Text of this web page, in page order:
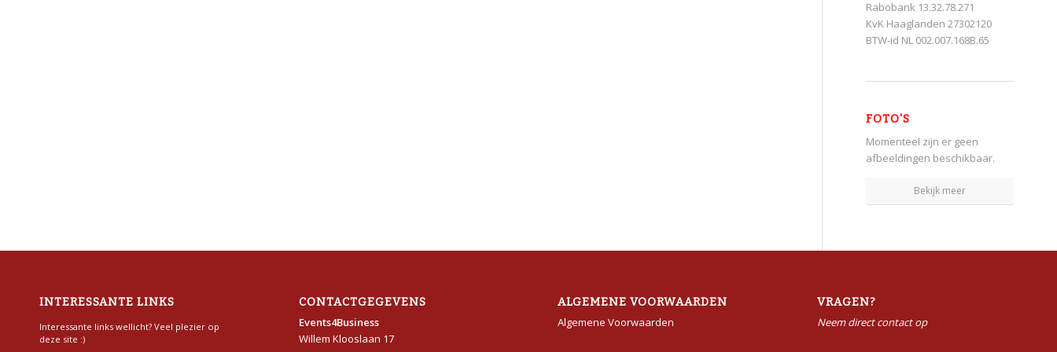
Rabobank 13.32.78.271
KvK Haaglanden 27302120
BTW-id NL 002.007.168B.65
FOTO'S
Momenteel zijn er geen
afbeeldingen beschikbaar.
Bekijk meer
INTERESSANTE LINKS
Interessante links wellicht? Veel plezier op
deze site :)
CONTACTGEGEVENS
Events4Business
Willem Klooslaan 17
ALGEMENE VOORWAARDEN
Algemene Voorwaarden
VRAGEN?
Neem direct contact op